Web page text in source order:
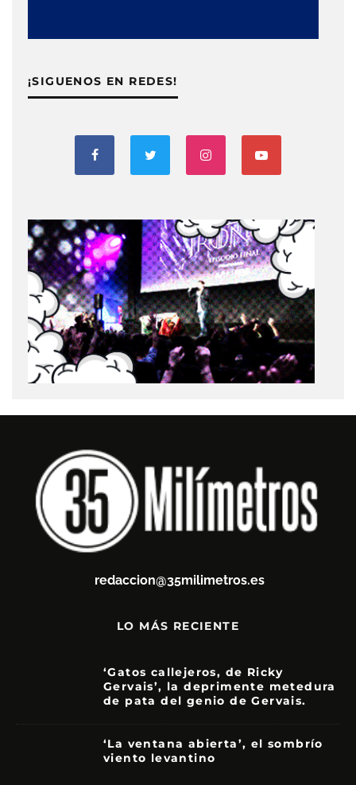
¡SIGUENOS EN REDES!
redaccion@35milimetros.es
LO MÁS RECIENTE
‘Gatos callejeros, de Ricky
Gervais’, la deprimente metedura
de pata del genio de Gervais.
‘La ventana abierta’, el sombrío
viento levantino